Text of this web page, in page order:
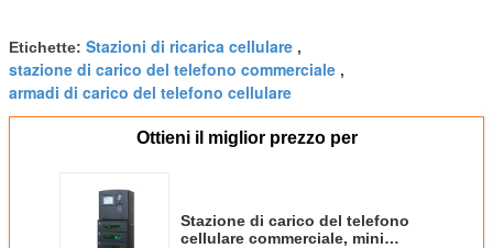
Etichette: Stazioni di ricarica cellulare ,
stazione di carico del telefono commerciale ,
armadi di carico del telefono cellulare
Ottieni il miglior prezzo per
Stazione di carico del telefono
cellulare commerciale, mini